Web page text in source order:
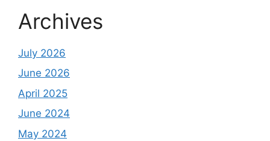
Archives
July 2026
June 2026
April 2025
June 2024
May 2024